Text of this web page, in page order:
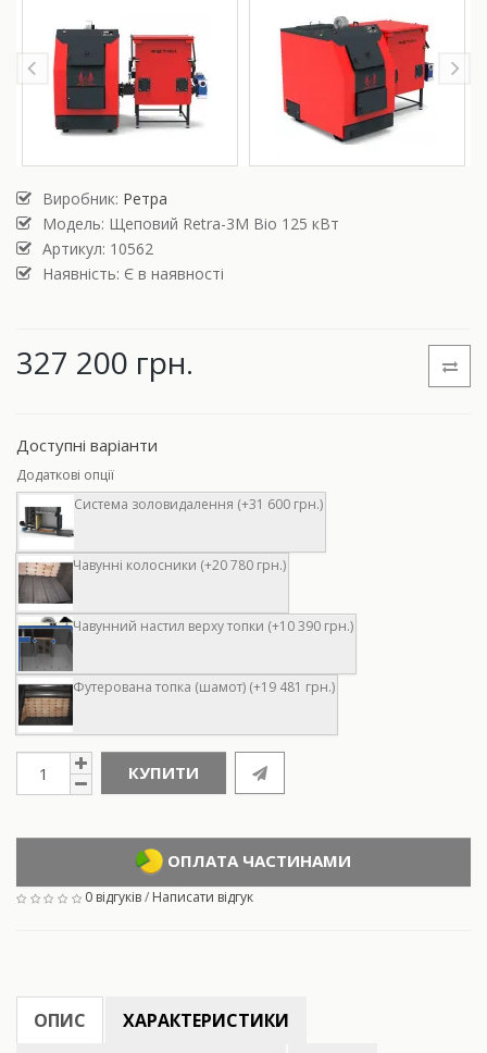
Виробник: Ретра
Модель: Щеповий Retra-3М Bio 125 кВт
Артикул: 10562
Наявність: Є в наявності
327 200 грн.
Доступні варіанти
Додаткові опції
Система золовидалення (+31 600 грн.)
Чавунні колосники (+20 780 грн.)
Чавунний настил верху топки (+10 390 грн.)
Футерована топка (шамот) (+19 481 грн.)
КУПИТИ
ОПЛАТА ЧАСТИНАМИ
0 відгуків/ Написати відгук
ОПИС
ХАРАКТЕРИСТИКИ